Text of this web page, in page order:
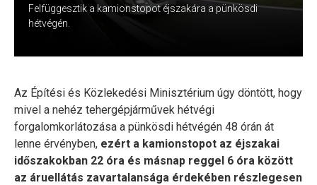
Felfüggesztik a kamionstopot éjszakára a pünkösdi
hétvégén.
Az Építési és Közlekedési Minisztérium úgy döntött, hogy
mivel a nehéz tehergépjárművek hétvégi
forgalomkorlátozása a pünkösdi hétvégén 48 órán át
lenne érvényben, ezért a kamionstopot az éjszakai
időszakokban 22 óra és másnap reggel 6 óra között
az áruellátás zavartalansága érdekében részlegesen